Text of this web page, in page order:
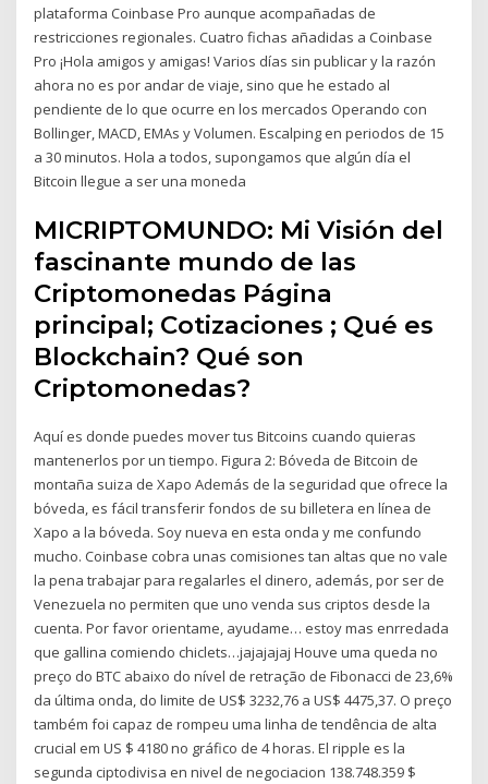
plataforma Coinbase Pro aunque acompañadas de
restricciones regionales. Cuatro fichas añadidas a Coinbase
Pro ¡Hola amigos y amigas! Varios días sin publicar y la razón
ahora no es por andar de viaje, sino que he estado al
pendiente de lo que ocurre en los mercados Operando con
Bollinger, MACD, EMAs y Volumen. Escalping en periodos de 15
a 30 minutos. Hola a todos, supongamos que algún día el
Bitcoin llegue a ser una moneda
MICRIPTOMUNDO: Mi Visión del
fascinante mundo de las
Criptomonedas Página
principal; Cotizaciones ; Qué es
Blockchain? Qué son
Criptomonedas?
Aquí es donde puedes mover tus Bitcoins cuando quieras
mantenerlos por un tiempo. Figura 2: Bóveda de Bitcoin de
montaña suiza de Xapo Además de la seguridad que ofrece la
bóveda, es fácil transferir fondos de su billetera en línea de
Xapo a la bóveda. Soy nueva en esta onda y me confundo
mucho. Coinbase cobra unas comisiones tan altas que no vale
la pena trabajar para regalarles el dinero, además, por ser de
Venezuela no permiten que uno venda sus criptos desde la
cuenta. Por favor orientame, ayudame… estoy mas enrredada
que gallina comiendo chiclets…jajajajaj Houve uma queda no
preço do BTC abaixo do nível de retração de Fibonacci de 23,6%
da última onda, do limite de US$ 3232,76 a US$ 4475,37. O preço
também foi capaz de rompeu uma linha de tendência de alta
crucial em US $ 4180 no gráfico de 4 horas. El ripple es la
segunda ciptodivisa en nivel de negociacion 138.748.359 $